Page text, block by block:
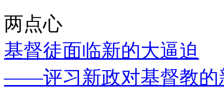
两点心
基督徒面临新的大逼迫
——评习新政对基督教的